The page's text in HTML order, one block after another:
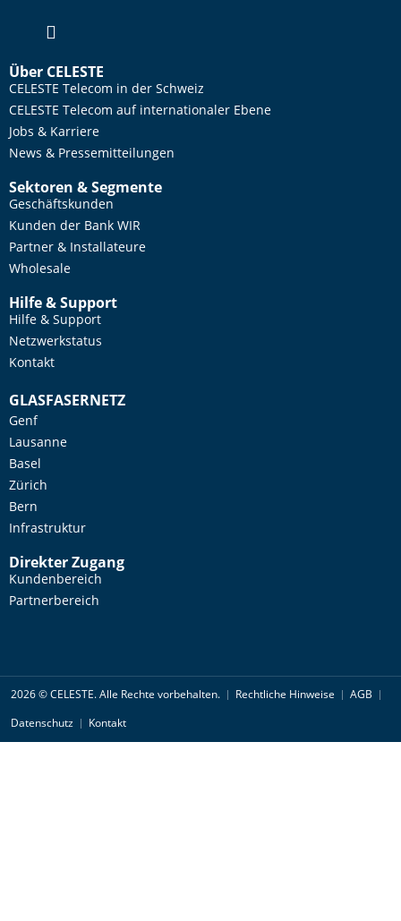
Über CELESTE
CELESTE Telecom in der Schweiz
CELESTE Telecom auf internationaler Ebene
Jobs & Karriere
News & Pressemitteilungen
Sektoren & Segmente
Geschäftskunden
Kunden der Bank WIR
Partner & Installateure
Wholesale
Hilfe & Support
Hilfe & Support
Netzwerkstatus
Kontakt
GLASFASERNETZ
Genf
Lausanne
Basel
Zürich
Bern
Infrastruktur
Direkter Zugang
Kundenbereich
Partnerbereich
2026 © CELESTE. Alle Rechte vorbehalten. Rechtliche Hinweise
AGB
Datenschutz
Kontakt